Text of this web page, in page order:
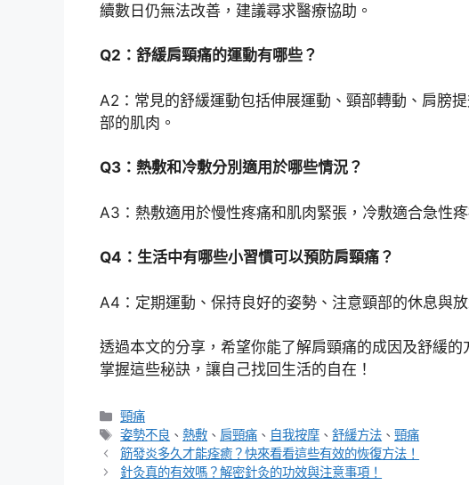
續數日仍無法改善，建議尋求醫療協助。
Q2：舒緩肩頸痛的運動有哪些？
A2：常見的舒緩運動包括伸展運動、頸部轉動、肩膀
部的肌肉。
Q3：熱敷和冷敷分別適用於哪些情況？
A3：熱敷適用於慢性疼痛和肌肉緊張，冷敷適合急性
Q4：生活中有哪些小習慣可以預防肩頸痛？
A4：定期運動、保持良好的姿勢、注意頸部的休息與
透過本文的分享，希望你能了解肩頸痛的成因及舒緩
掌握這些秘訣，讓自己找回生活的自在！
分
類
頸痛
標
籤
姿勢不良 、熱敷 、 肩頸痛 、 自我按摩 、舒緩方法 、頸痛
筋發炎多久才能痊癒？快來看看這些有效的恢復方法！
針灸真的有效嗎？解密針灸的功效與注意事項！